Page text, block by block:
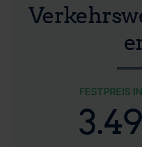
FESTPREIS